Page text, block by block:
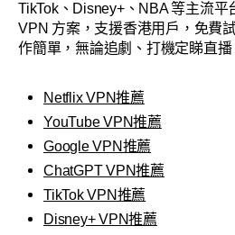
TikTok、Disney+、NBA 等主流
VPN 方案，支援香港用戶，免費
作簡單，無論追劇、打機定睇直播
Netflix VPN推薦
YouTube VPN推薦
Google VPN推薦
ChatGPT VPN推薦
TikTok VPN推薦
Disney+ VPN推薦